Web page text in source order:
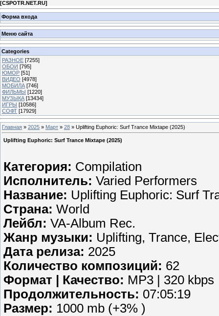
[CSPOTR.NET.RU]
Форма входа
Меню сайта
Categories
РАЗНОЕ [7255]
ОБОИ [795]
ЮМОР [51]
ВИДЕО [4978]
МОБИЛА [746]
ФИЛЬМЫ [1220]
МУЗЫКА [13434]
ИГРЫ [10586]
СОФТ [17929]
Главная » 2025 » Март » 28 » Uplifting Euphoric: Surf Trance Mixtape (2025)
Uplifting Euphoric: Surf Trance Mixtape (2025)
Категория: Compilation
Исполнитель: Varied Performers
Название: Uplifting Euphoric: Surf
Страна: World
Лейбл: VA-Album Rec.
Жанр музыки: Uplifting, Trance,
Дата релиза: 2025
Количество композиций: 62
Формат | Качество: MP3 | 320 kbps
Продолжительность: 07:05:19
Размер: 1000 mb (+3% )